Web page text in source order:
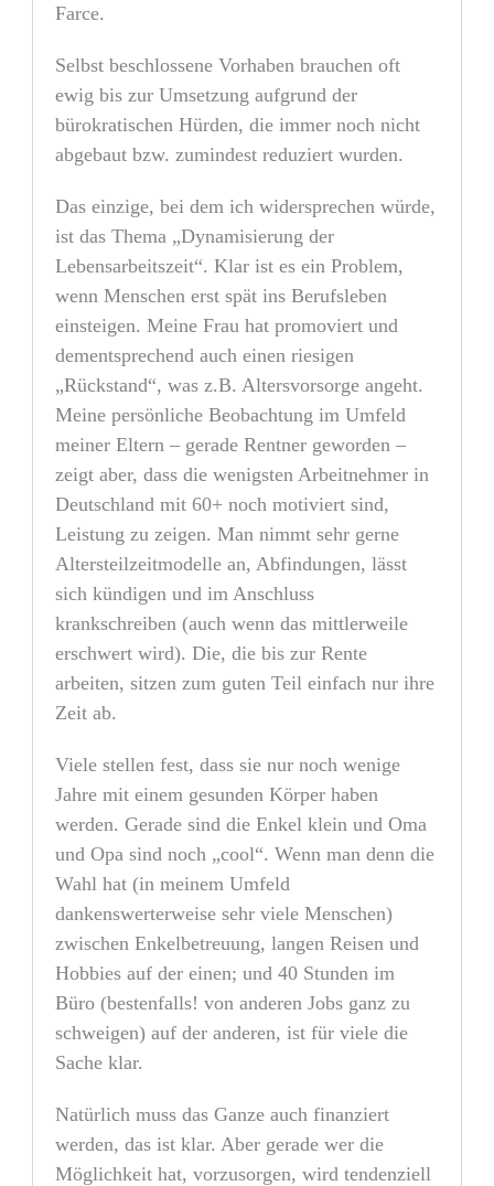
Farce.
Selbst beschlossene Vorhaben brauchen oft
ewig bis zur Umsetzung aufgrund der
bürokratischen Hürden, die immer noch nicht
abgebaut bzw. zumindest reduziert wurden.
Das einzige, bei dem ich widersprechen würde,
ist das Thema „Dynamisierung der
Lebensarbeitszeit“. Klar ist es ein Problem,
wenn Menschen erst spät ins Berufsleben
einsteigen. Meine Frau hat promoviert und
dementsprechend auch einen riesigen
„Rückstand“, was z.B. Altersvorsorge angeht.
Meine persönliche Beobachtung im Umfeld
meiner Eltern – gerade Rentner geworden –
zeigt aber, dass die wenigsten Arbeitnehmer in
Deutschland mit 60+ noch motiviert sind,
Leistung zu zeigen. Man nimmt sehr gerne
Altersteilzeitmodelle an, Abfindungen, lässt
sich kündigen und im Anschluss
krankschreiben (auch wenn das mittlerweile
erschwert wird). Die, die bis zur Rente
arbeiten, sitzen zum guten Teil einfach nur ihre
Zeit ab.
Viele stellen fest, dass sie nur noch wenige
Jahre mit einem gesunden Körper haben
werden. Gerade sind die Enkel klein und Oma
und Opa sind noch „cool“. Wenn man denn die
Wahl hat (in meinem Umfeld
dankenswerterweise sehr viele Menschen)
zwischen Enkelbetreuung, langen Reisen und
Hobbies auf der einen; und 40 Stunden im
Büro (bestenfalls! von anderen Jobs ganz zu
schweigen) auf der anderen, ist für viele die
Sache klar.
Natürlich muss das Ganze auch finanziert
werden, das ist klar. Aber gerade wer die
Möglichkeit hat, vorzusorgen, wird tendenziell